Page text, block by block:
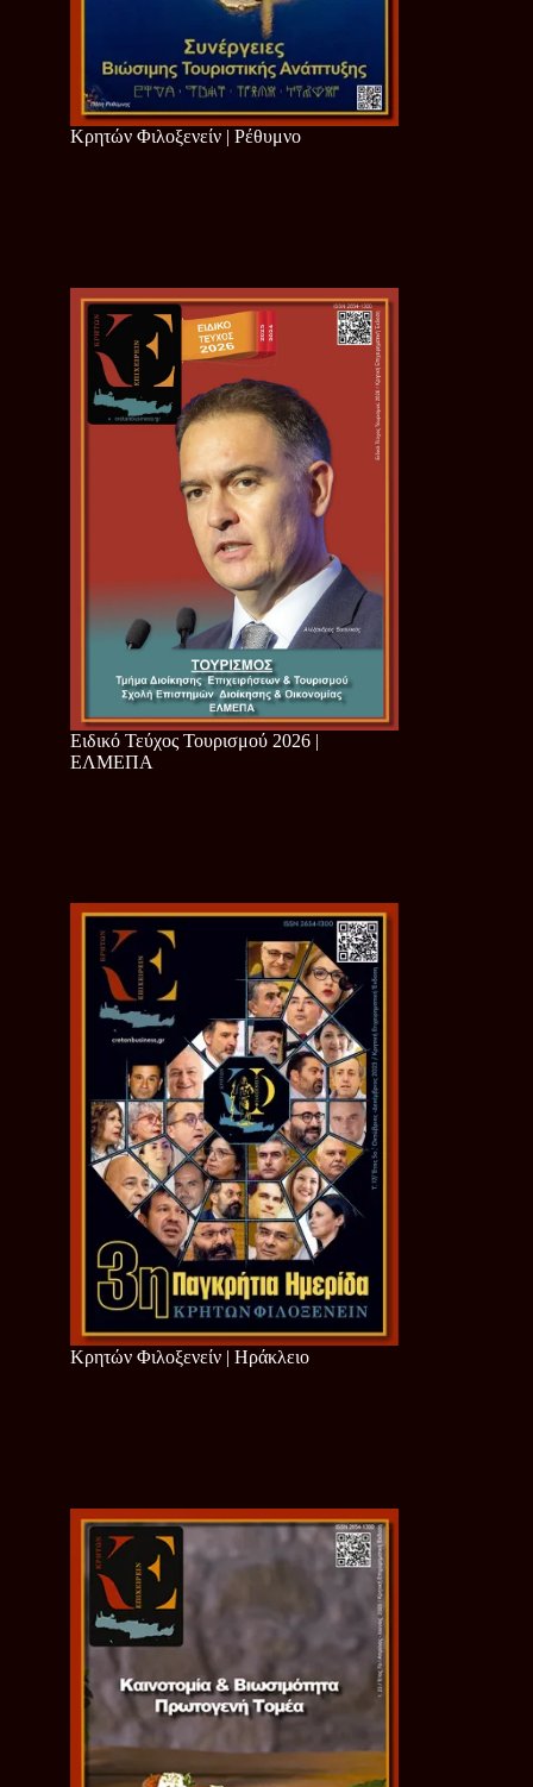
Κρητών Φιλοξενείν | Ρέθυμνο
Ειδικό Τεύχος Τουρισμού 2026 |
ΕΛΜΕΠΑ
Κρητών Φιλοξενείν | Ηράκλειο